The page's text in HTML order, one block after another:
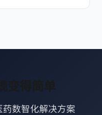
变得简单
数智化解决方案